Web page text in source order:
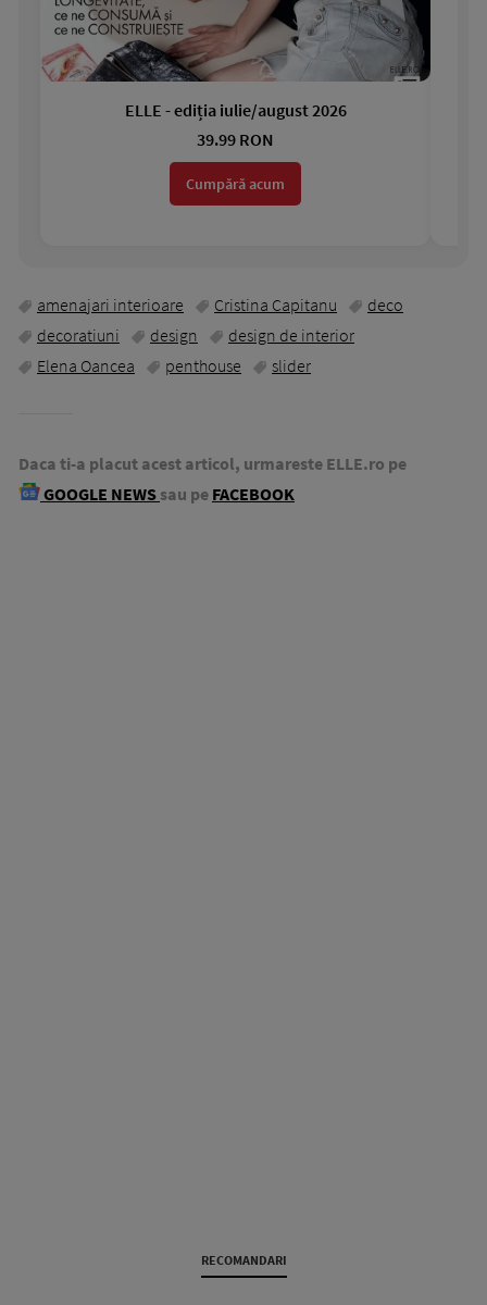
ELLE - ediția iulie/august 2026
39.99 RON
Cumpără acum
amenajari interioare Cristina Capitanu
deco
decoratiuni
design
design de interior
Elena Oancea
penthouse slider
Daca ti-a placut acest articol, urmareste ELLE.ro pe
GOOGLE NEWS sau pe FACEBOOK
RECOMANDARI